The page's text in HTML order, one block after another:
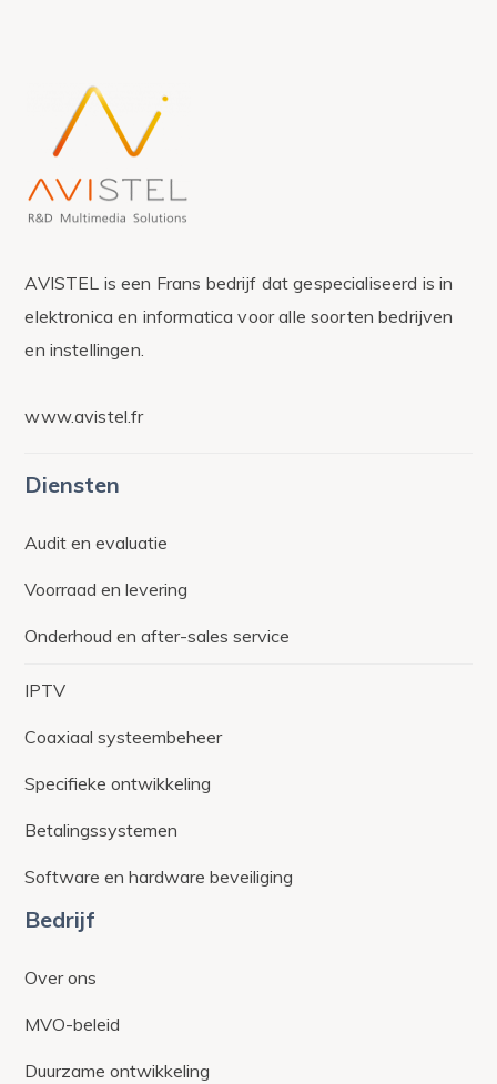
AVISTEL is een Frans bedrijf dat gespecialiseerd is in
elektronica en informatica voor alle soorten bedrijven
en instellingen.
www.avistel.fr
Diensten
Audit en evaluatie
Voorraad en levering
Onderhoud en after-sales service
IPTV
Coaxiaal systeembeheer
Specifieke ontwikkeling
Betalingssystemen
Software en hardware beveiliging
Bedrijf
Over ons
MVO-beleid
Duurzame ontwikkeling